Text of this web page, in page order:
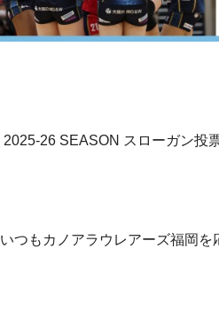
2025-26 SEASON スローガン投
いつもカノアラウレアーズ福岡を